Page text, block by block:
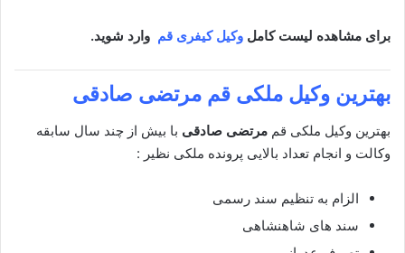
برای مشاهده لیست کامل وکیل کیفری قم وارد شوید.
بهترین وکیل ملکی قم مرتضی صادقی
بهترین وکیل ملکی قم مرتضی صادقی با بیش از چند سال سابقه
وکالت و انجام تعداد بالایی پرونده ملکی نظیر :
الزام به تنظیم سند رسمی
سند های شاهنشاهی